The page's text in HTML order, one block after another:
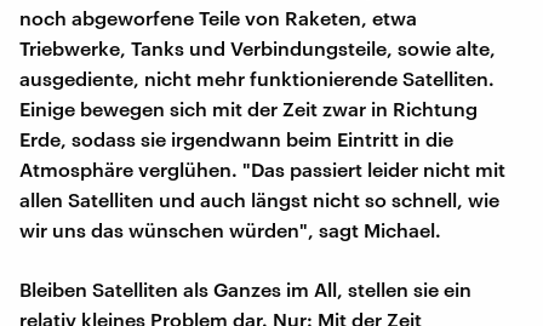
noch abgeworfene Teile von Raketen, etwa
Triebwerke, Tanks und Verbindungsteile, sowie alte,
ausgediente, nicht mehr funktionierende Satelliten.
Einige bewegen sich mit der Zeit zwar in Richtung
Erde, sodass sie irgendwann beim Eintritt in die
Atmosphäre verglühen. "Das passiert leider nicht mit
allen Satelliten und auch längst nicht so schnell, wie
wir uns das wünschen würden", sagt Michael.
Bleiben Satelliten als Ganzes im All, stellen sie ein
relativ kleines Problem dar. Nur: Mit der Zeit